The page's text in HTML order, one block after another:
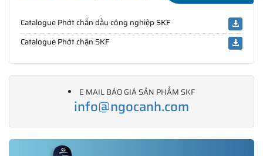
Catalogue Phớt chắn dầu công nghiệp SKF
Catalogue Phớt chặn SKF
E MAIL BÁO GIÁ SẢN PHẨM SKF
info@ngocanh.com